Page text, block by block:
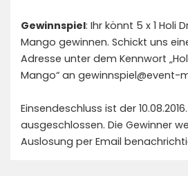
Gewinnspiel: Ihr könnt 5 x 1 Holi
Mango gewinnen. Schickt uns
Adresse unter dem Kennwort
Mango“ an gewinnspiel@event-
Einsendeschluss ist der
ausgeschlossen. Die Gewinner
Auslosung per Email